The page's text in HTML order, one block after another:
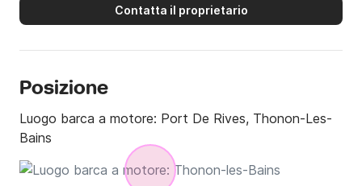
Contatta il proprietario
Posizione
Luogo barca a motore: Port De Rives, Thonon-Les-
Bains